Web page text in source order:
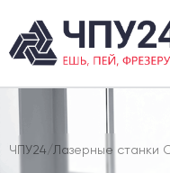
ЧПУ24/Лазерные станки